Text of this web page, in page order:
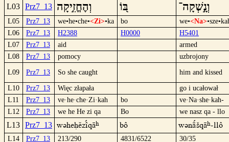
L03 Prz7_13 וְהֶחֱזִ֣יקָה בּ֭וֹ וְנָ֣שְׁקָה־
L05 Prz7_13 we•he•che•<Zi>•ka bo we•<Na>
L06
Prz7_13 H2388 H0000
H5401
L07
Prz7_13 aid
armed
L08
Prz7_13 pomocy uzbrojony
L09 Prz7_13 So she caught him and kissed
L10 Prz7_13 Więc złapała
go i ucałował
L11
Prz7_13 ve·he·che·Zi·kah bo
ve·Na·she·kah-
L12
Prz7_13 we he He zi qa Bo we nasz qa - llo
L13 Prz7_13 wüheHézîºqâ Bô wünäºšqâ-llô
L14 Prz7_13 213/290 4831/6522
30/35